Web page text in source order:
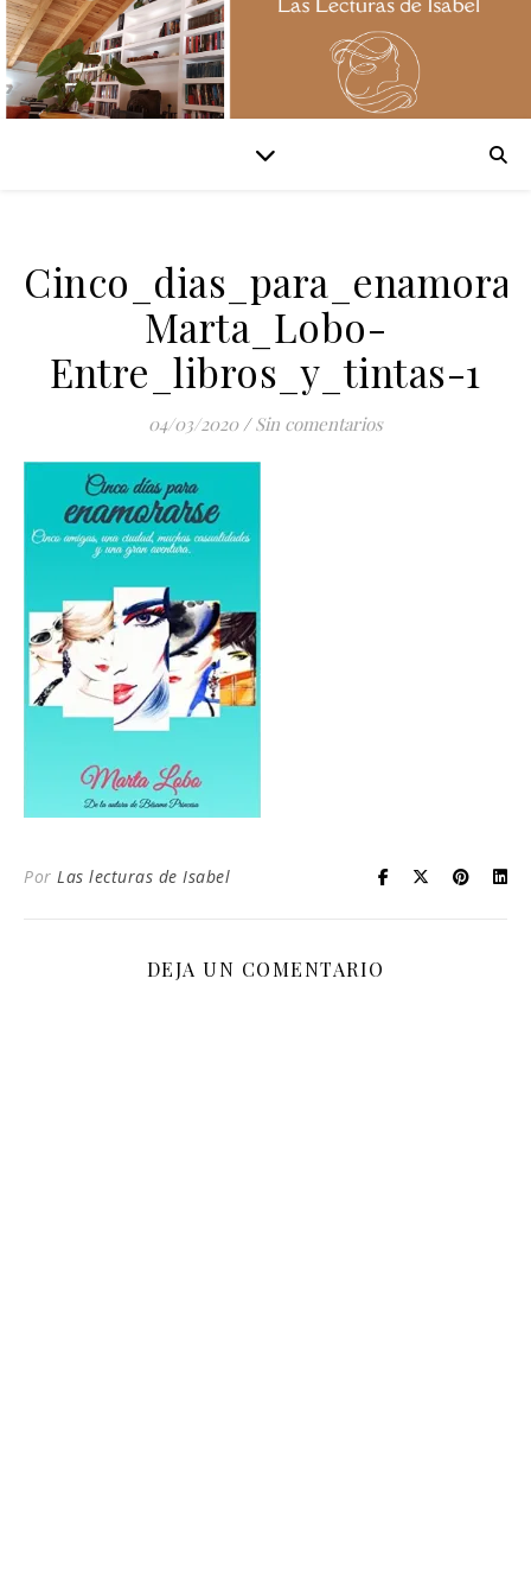
Marta_Lobo-
Entre_libros_y_tintas-1
04/03/2020 / Sin comentarios
Por Las lecturas de Isabel
DEJA UN COMENTARIO